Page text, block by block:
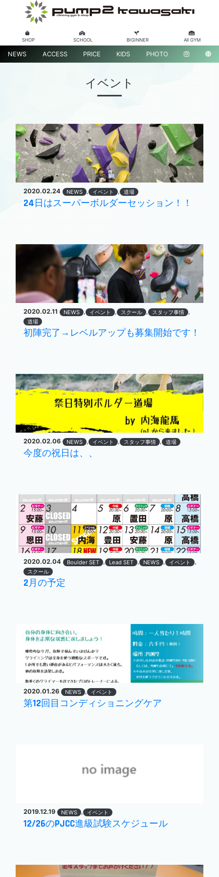
SHOP SCHOOL BIGINNER All GYM
NEWS ACCESS PRICE KIDS PHOTO
イベント
2020.02.24 NEWS , イベント , 道場
24日はスーパーボルダーセッション！！
2020.02.11 NEWS , イベント , スクール , スタッフ事情 ,
道場
初陣完了→レベルアップも募集開始です！
2020.02.06 NEWS , イベント , スタッフ事情 , 道場
今度の祝日は、、
2020.02.04 Boulder SET , Lead SET , NEWS , イベント ,
スクール
2月の予定
2020.01.26 NEWS , イベント
第12回目コンディショニングケア
2019.12.19 NEWS , イベント
12/26のPJCC進級試験スケジュール